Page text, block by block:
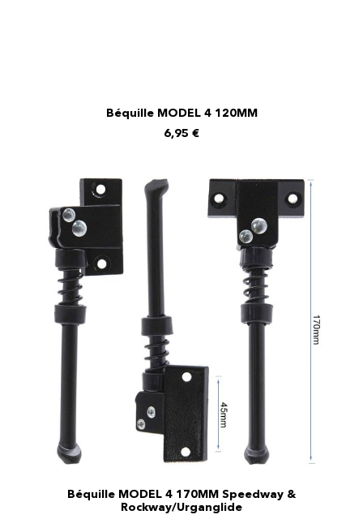
Béquille MODEL 4 120MM
6,95 €
AJOUTER AU PANIER
Béquille MODEL 4 170MM Speedway &
Rockway/Urganglide